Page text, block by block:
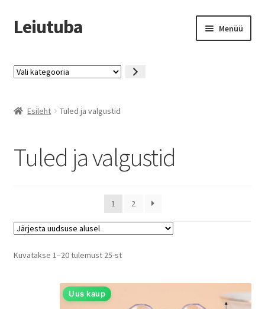
Liigu
navigeerimisele
Liigu
sisu
Leiutuba Menüü
KKK
Vali
Esileht Tuled ja valgustid
Tuled ja valgustid
1 2
Kuvatakse 1–20 tulemust 25-stSorditud
Uus kaup